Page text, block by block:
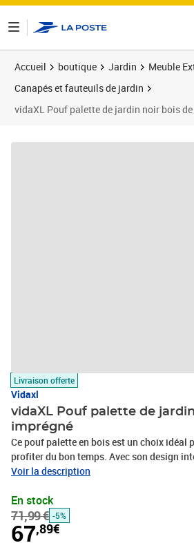
Accueil boutique Jardin
Meuble
Canapés et fauteuils de jardin
vidaXL Pouf palette de jardin noir bois
Livraison offerte
Vidaxl
vidaXL Pouf palette de
imprégné
Ce pouf palette en bois est un choix idéal
profiter du bon temps. Avec son design
pouf de jardin ajoutera une touche de
ou de table basse ! Fabriqué en bois de pin
durable et résistant aux intempéries. Ce
construction solide et nécessite peu
Voir la description
En stock
71,99 € -5%
67,89€